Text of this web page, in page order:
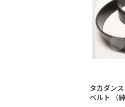
タカダン
ベルト （